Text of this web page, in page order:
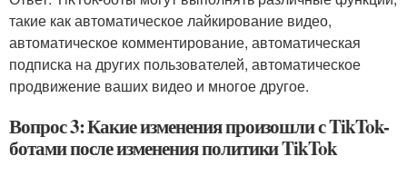
такие как автоматическое лайкирование видео,
автоматическое комментирование, автоматическая
подписка на других пользователей, автоматическое
продвижение ваших видео и многое другое.
Вопрос 3: Какие изменения произошли с TikTok-
ботами после изменения политики TikTok